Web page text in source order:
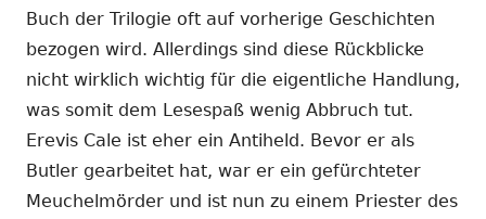
Buch der Trilogie oft auf vorherige Geschichten
bezogen wird. Allerdings sind diese Rückblicke
nicht wirklich wichtig für die eigentliche Handlung,
was somit dem Lesespaß wenig Abbruch tut.
Erevis Cale ist eher ein Antiheld. Bevor er als
Butler gearbeitet hat, war er ein gefürchteter
Meuchelmörder und ist nun zu einem Priester des